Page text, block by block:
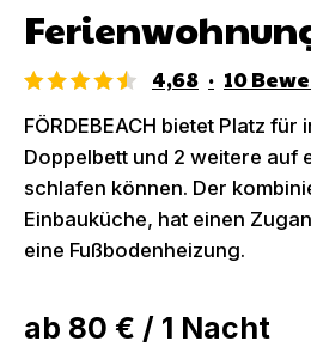
4,68 · 10
FÖRDEBEACH bietet Platz
Doppelbett und 2 weitere auf
schlafen können. Der
Einbauküche, hat einen
eine Fußbodenheizung.
ab 80 € / 1 Nacht